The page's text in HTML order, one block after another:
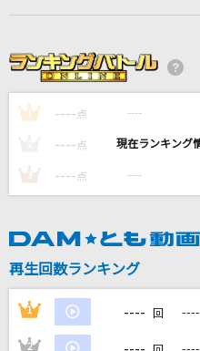
初星学園
[生音]夏の扉
[生音]いばら
This game
鈴木このみ
[生音]プライド革命
CHiCO with HoneyWorks
1 ---- 点 ----
---- 点 ----
3 ---- 点 ----
再生回数ランキング
1 ---- 回 ----
2 ----